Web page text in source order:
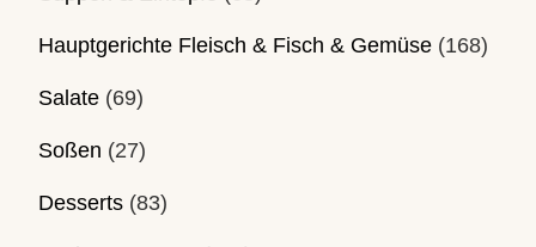
Hauptgerichte Fleisch & Fisch & Gemüse (168)
Salate (69)
Soßen (27)
Desserts (83)